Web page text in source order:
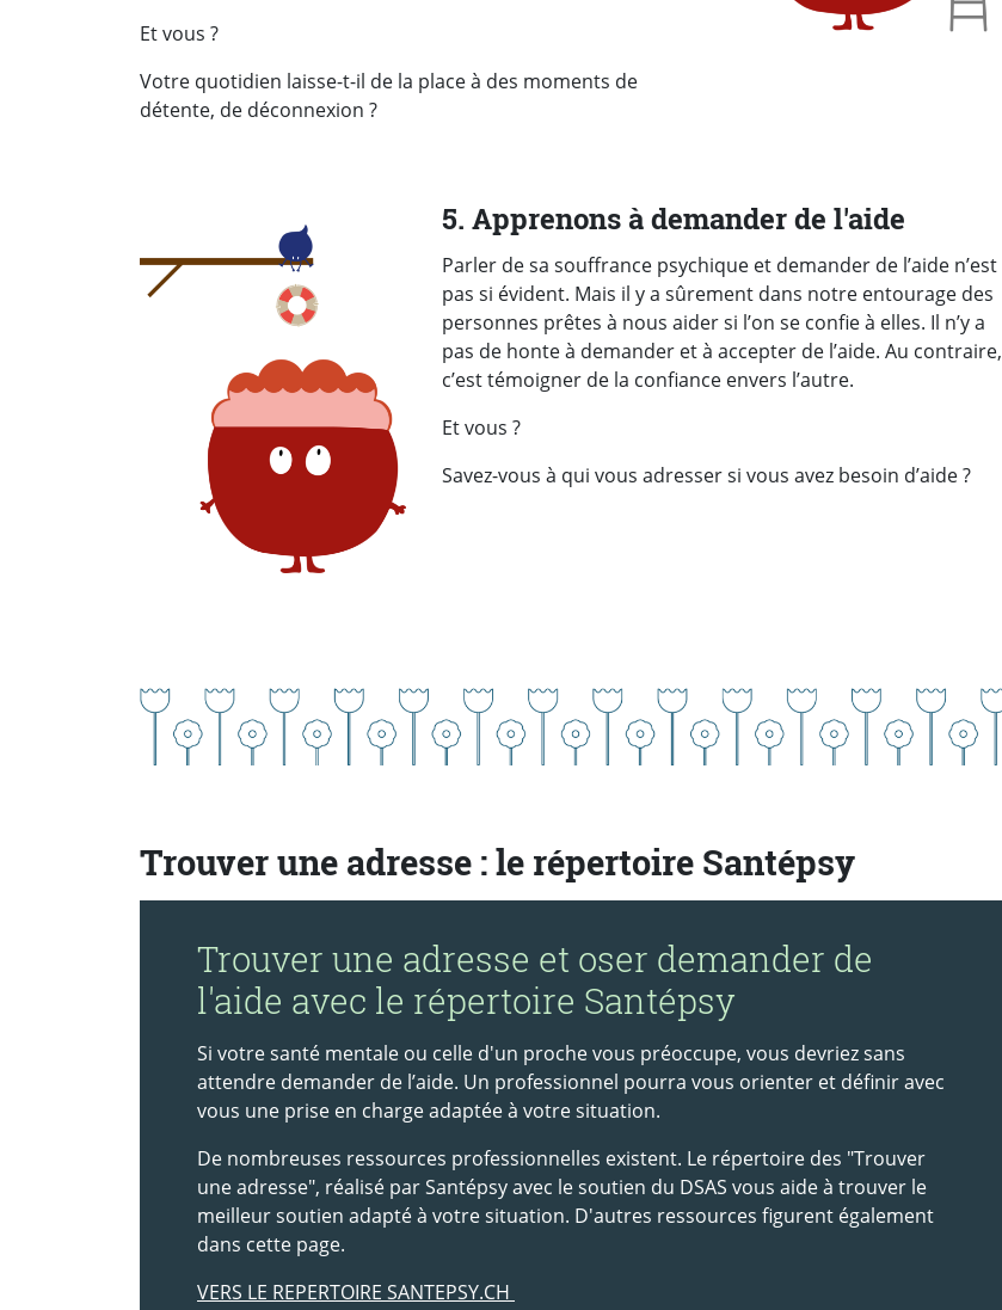
Et vous ?
Votre quotidien laisse-t-il de la place à des moments de
détente, de déconnexion ?
5. Apprenons à demander de l'aide
Parler de sa souffrance psychique et demander de l’aide n’est
pas si évident. Mais il y a sûrement dans notre entourage des
personnes prêtes à nous aider si l’on se confie à elles. Il n’y a
pas de honte à demander et à accepter de l’aide. Au contraire,
c’est témoigner de la confiance envers l’autre.
Et vous ?
Savez-vous à qui vous adresser si vous avez besoin d’aide ?
Trouver une adresse : le répertoire Santépsy
Trouver une adresse et oser demander de
l'aide avec le répertoire Santépsy
Si votre santé mentale ou celle d'un proche vous préoccupe, vous devriez sans
attendre demander de l’aide. Un professionnel pourra vous orienter et définir avec
vous une prise en charge adaptée à votre situation.
De nombreuses ressources professionnelles existent. Le répertoire des "Trouver
une adresse", réalisé par Santépsy avec le soutien du DSAS vous aide à trouver le
meilleur soutien adapté à votre situation. D'autres ressources figurent également
dans cette page.
VERS LE REPERTOIRE SANTEPSY.CH